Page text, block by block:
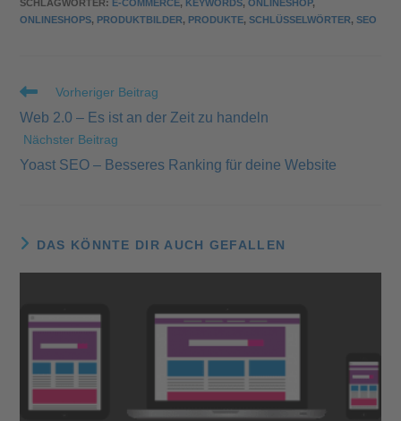
SCHLAGWÖRTER: E-COMMERCE, KEYWORDS, ONLINESHOP,
ONLINESHOPS, PRODUKTBILDER, PRODUKTE, SCHLÜSSELWÖRTER, SEO
Vorheriger Beitrag
Web 2.0 – Es ist an der Zeit zu handeln
Nächster Beitrag
Yoast SEO – Besseres Ranking für deine Website
DAS KÖNNTE DIR AUCH GEFALLEN